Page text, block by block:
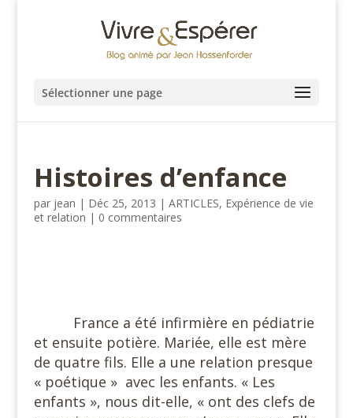
Sélectionner une page
Histoires d’enfance
par jean | Déc 25, 2013 | ARTICLES, Expérience de vie
et relation | 0 commentaires
France a été infirmière en pédiatrie
et ensuite potière. Mariée, elle est mère
de quatre fils. Elle a une relation presque
« poétique » avec les enfants. « Les
enfants », nous dit-elle, « ont des clefs de